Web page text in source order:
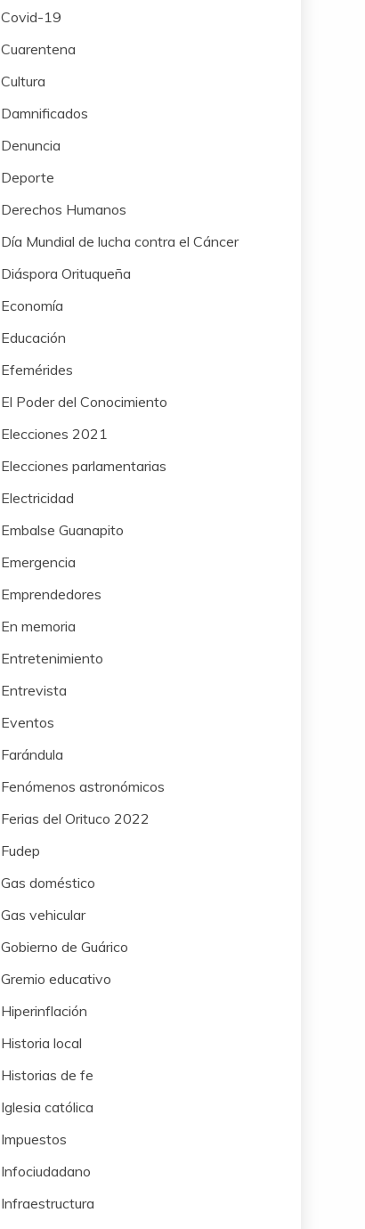
Covid-19
Cuarentena
Cultura
Damnificados
Denuncia
Deporte
Derechos Humanos
Día Mundial de lucha contra el Cáncer
Diáspora Orituqueña
Economía
Educación
Efemérides
El Poder del Conocimiento
Elecciones 2021
Elecciones parlamentarias
Electricidad
Embalse Guanapito
Emergencia
Emprendedores
En memoria
Entretenimiento
Entrevista
Eventos
Farándula
Fenómenos astronómicos
Ferias del Orituco 2022
Fudep
Gas doméstico
Gas vehicular
Gobierno de Guárico
Gremio educativo
Hiperinflación
Historia local
Historias de fe
Iglesia católica
Impuestos
Infociudadano
Infraestructura